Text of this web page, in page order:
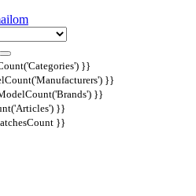
}}
}}
}}
}}
}}